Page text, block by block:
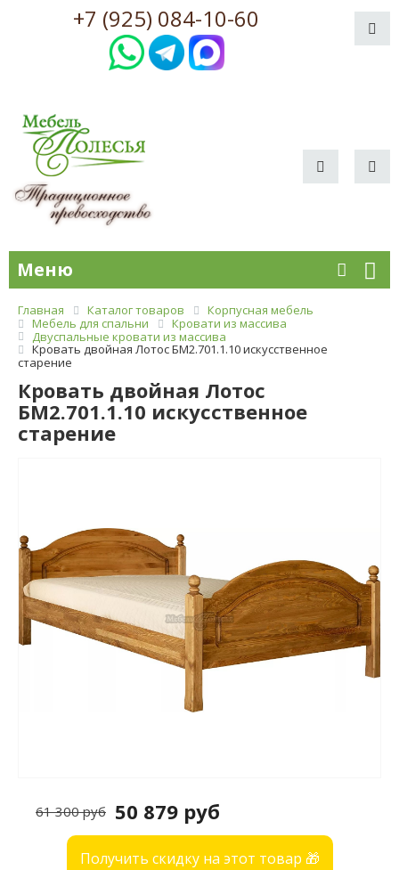
+7 (925) 084-10-60
Меню
Главная Каталог товаров
Корпусная мебель
Мебель для спальни
Кровати из массива
Двуспальные кровати из массива
Кровать двойная Лотос БМ2.701.1.10 искусственное
старение
Кровать двойная Лотос
БМ2.701.1.10 искусственное
старение
50 879 руб
61 300 руб
Получить скидку на этот товар 🎁